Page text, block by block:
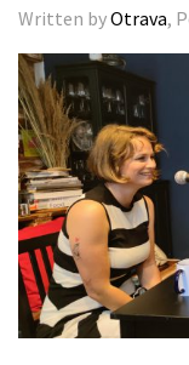
Written byOtrava,